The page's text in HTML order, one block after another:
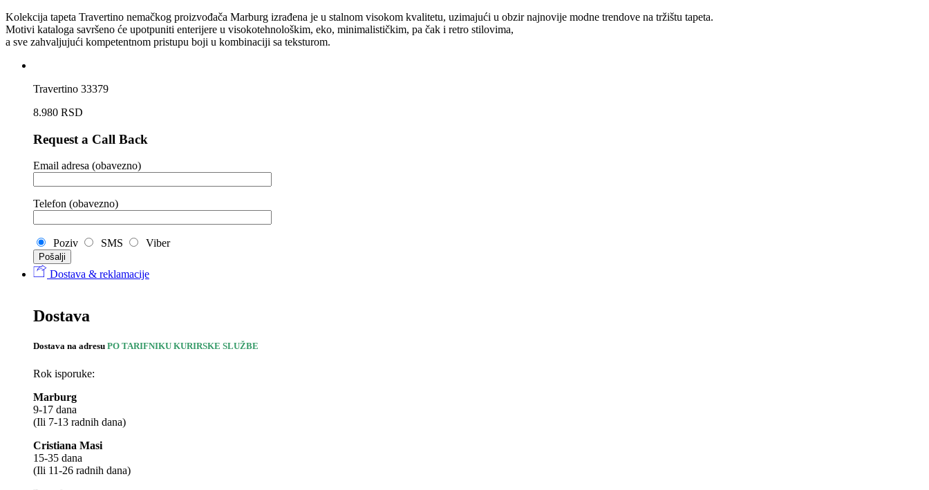
Kolekcija tapeta Travertino nemačkog proizvođača Marburg izrađena je u stalnom visokom kvalitetu, uzimajući u obzir najnovije modne trendove na tržištu tapeta.
Motivi kataloga savršeno će upotpuniti enterijere u visokotehnološkim, eko, minimalističkim, pa čak i retro stilovima,
a sve zahvaljujući kompetentnom pristupu boji u kombinaciji sa teksturom.
Travertino 33379
8.980 RSD
Request a Call Back
Email adresa (obavezno)
Telefon (obavezno)
Poziv SMS Viber
Dostava & reklamacije
Dostava
Dostava na adresu PO TARIFNIKU KURIRSKE SLUŽBE
Rok isporuke:
Marburg
9-17 dana
(Ili 7-13 radnih dana)
Cristiana Masi
15-35 dana
(Ili 11-26 radnih dana)